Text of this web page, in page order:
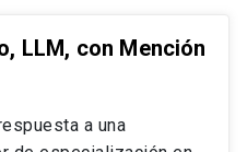
LLM, con Mención
a una